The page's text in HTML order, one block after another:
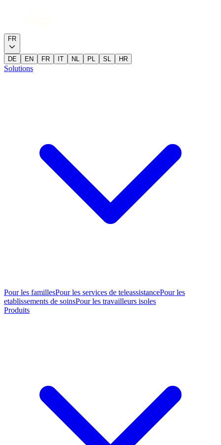
FR
DE EN FR IT NL PL SL HR
Solutions
Pour les famillesPour les services de teleassistancePour les
etablissements de soinsPour les travailleurs isoles
Produits